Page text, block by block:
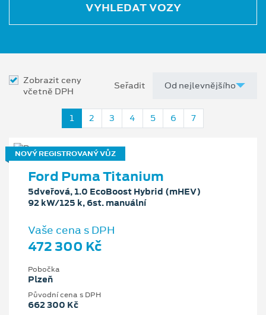
VYHLEDAT VOZY
Zobrazit ceny
včetně DPH
Seřadit
1 2 3 4 5 6 7
NOVÝ REGISTROVANÝ VŮZ
Ford Puma Titanium
5dveřová, 1.0 EcoBoost Hybrid (mHEV)
92 kW/125 k, 6st. manuální
Vaše cena s DPH
472 300 Kč
Pobočka
Plzeň
Původní cena s DPH
662 300 Kč